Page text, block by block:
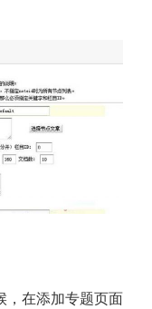
，在添加专题页面